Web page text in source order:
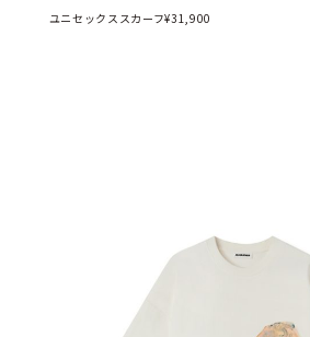
ユニセックススカーフ¥31,900